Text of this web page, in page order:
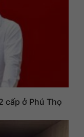
cấp ở Phú Thọ